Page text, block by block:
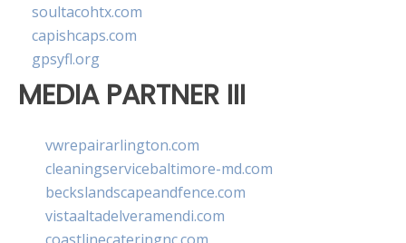
soultacohtx.com
capishcaps.com
gpsyfl.org
MEDIA PARTNER III
vwrepairarlington.com
cleaningservicebaltimore-md.com
beckslandscapeandfence.com
vistaaltadelveramendi.com